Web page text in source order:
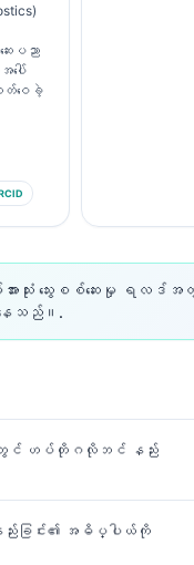
းပညာ
ပေါ်
တ်ဝေခဲ့
ားသုံး သွေးစစ်ဆေးမှု ရလဒ်
နေသည်။.
းတွင် ဟပ်တိုဂလိုဘင် နည်း
ခြင်း၏ အဓိပ္ပါယ်ကို